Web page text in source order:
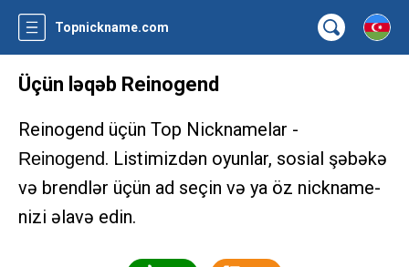
Topnickname.com
Üçün ləqəb Reinogend
Reinogend üçün Top Nicknamelar -
Reinogend. Listimizdən oyunlar, sosial şəbəkə
və brendlər üçün ad seçin və ya öz nickname-
nizi əlavə edin.